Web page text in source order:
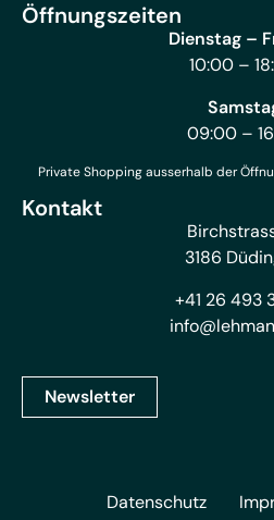
Öffnungszeiten
Dienstag –
10:00 –
09:00 –
Private Shopping ausserhalb der
Kontakt
3186
+41 26 493
Newsletter
Datenschutz